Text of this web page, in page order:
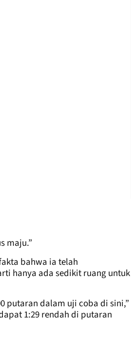
maju.”
bahwa ia telah
hanya ada sedikit ruang untuk
putaran dalam uji coba di sini,”
1:29 rendah di putaran